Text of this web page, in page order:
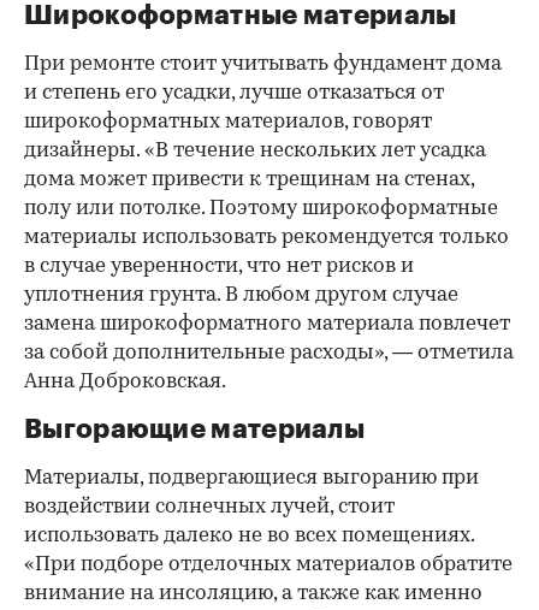
Широкоформатные материалы
При ремонте стоит учитывать фундамент дома
и степень его усадки, лучше отказаться от
широкоформатных материалов, говорят
дизайнеры. «В течение нескольких лет усадка
дома может привести к трещинам на стенах,
полу или потолке. Поэтому широкоформатные
материалы использовать рекомендуется только
в случае уверенности, что нет рисков и
уплотнения грунта. В любом другом случае
замена широкоформатного материала повлечет
за собой дополнительные расходы», — отметила
Анна Доброковская.
Выгорающие материалы
Материалы, подвергающиеся выгоранию при
воздействии солнечных лучей, стоит
использовать далеко не во всех помещениях.
«При подборе отделочных материалов обратите
внимание на инсоляцию, а также как именно